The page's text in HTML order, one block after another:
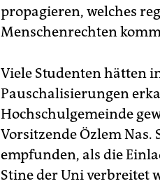
propagieren, welches
Menschenrechten
Viele Studenten hätten
Pauschalisierungen
Hochschulgemeinde
Vorsitzende Özlem Nas.
empfunden, als die
Stine der Uni verbreitet